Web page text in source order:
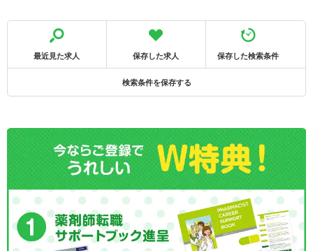
最近見た求人 保存した求人 保存した検索条件
検索条件を保存する